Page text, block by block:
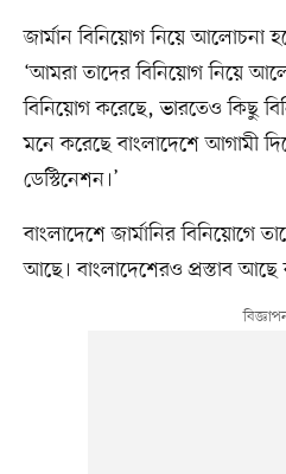
জার্মান বিনিয়োগ নিয়ে আলোচনা
‘আমরা তাদের বিনিয়োগ নিয়ে
বিনিয়োগ করেছে, ভারতেও কিছু
মনে করেছে বাংলাদেশে আগামী
ডেস্টিনেশন।’
বাংলাদেশে জার্মানির বিনিয়োগে
আছে। বাংলাদেশেরও প্রস্তাব